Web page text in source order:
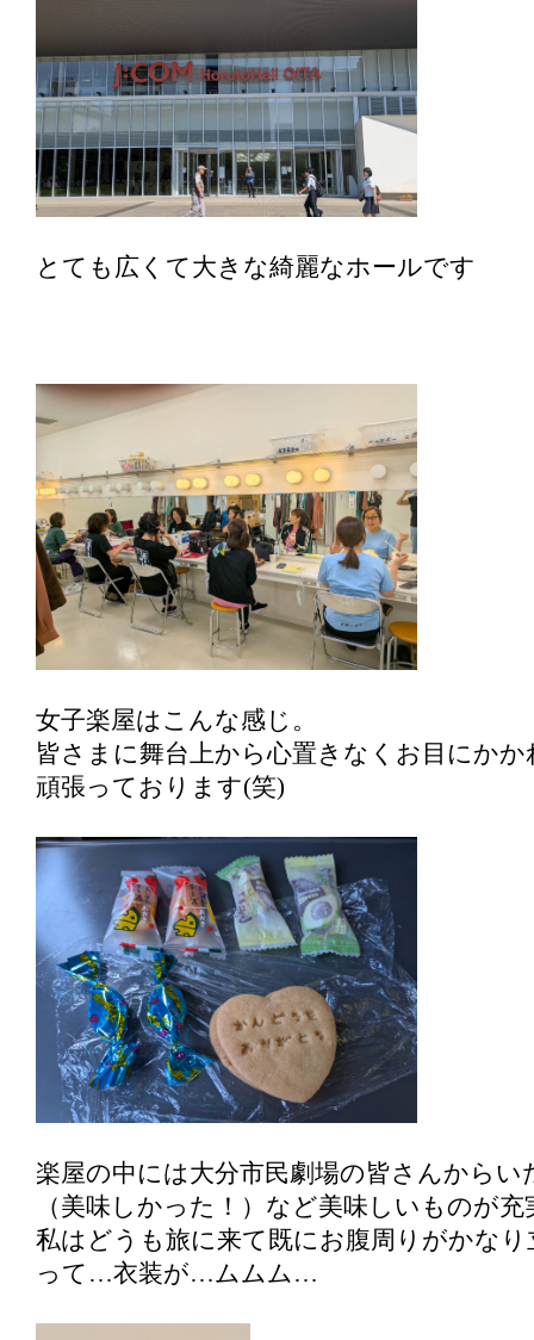
とても広くて大きな綺麗なホールです
女子楽屋はこんな感じ。
皆さまに舞台上から心置きなくお目にか
頑張っております(笑)
楽屋の中には大分市民劇場の皆さんからい
（美味しかった！）など美味しいものが充
私はどうも旅に来て既にお腹周りがかな
って…衣装が…ムムム…